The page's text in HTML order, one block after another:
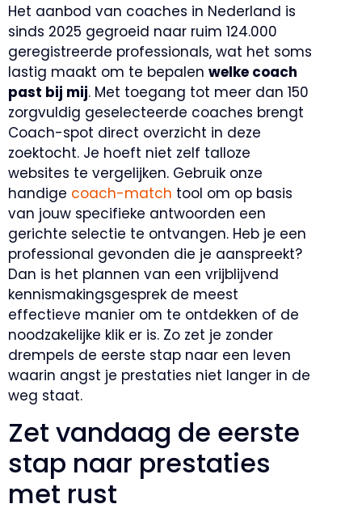
Het aanbod van coaches in Nederland is
sinds 2025 gegroeid naar ruim 124.000
geregistreerde professionals, wat het soms
lastig maakt om te bepalen welke coach
past bij mij. Met toegang tot meer dan 150
zorgvuldig geselecteerde coaches brengt
Coach-spot direct overzicht in deze
zoektocht. Je hoeft niet zelf talloze
websites te vergelijken. Gebruik onze
handige coach-match tool om op basis
van jouw specifieke antwoorden een
gerichte selectie te ontvangen. Heb je een
professional gevonden die je aanspreekt?
Dan is het plannen van een vrijblijvend
kennismakingsgesprek de meest
effectieve manier om te ontdekken of de
noodzakelijke klik er is. Zo zet je zonder
drempels de eerste stap naar een leven
waarin angst je prestaties niet langer in de
weg staat.
Zet vandaag de eerste
stap naar prestaties
met rust